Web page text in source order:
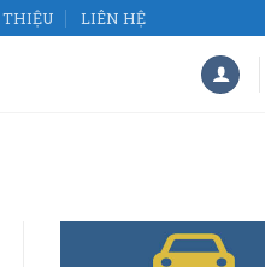
THIỆU LIÊN HỆ